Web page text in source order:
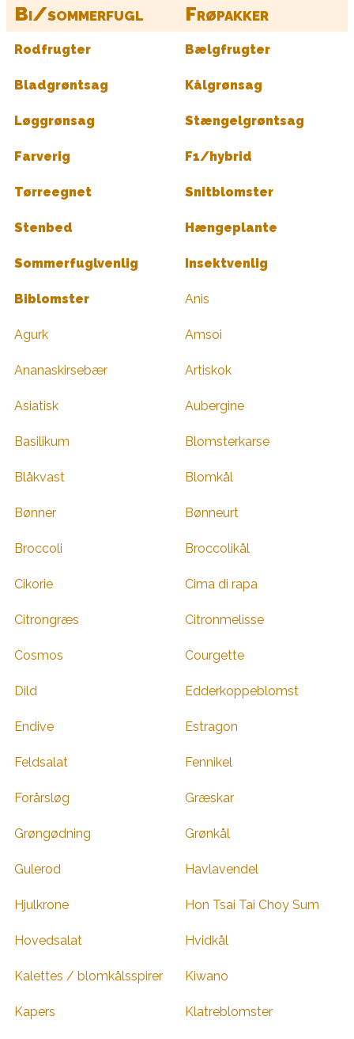
Bi/sommerfugl Frøpakker
Rodfrugter Bælgfrugter
Bladgrøntsag Kålgrønsag
Løggrønsag Stængelgrøntsag
Farverig F1/hybrid
Tørreegnet Snitblomster
Stenbed Hængeplante
Sommerfuglvenlig Insektvenlig
Biblomster Anis
Agurk Amsoi
Ananaskirsebær Artiskok
Asiatisk Aubergine
Basilikum Blomsterkarse
Blåkvast Blomkål
Bønner Bønneurt
Broccoli Broccolikål
Cikorie Cima di rapa
Citrongræs Citronmelisse
Cosmos Courgette
Dild Edderkoppeblomst
Endive Estragon
Feldsalat Fennikel
Forårsløg Græskar
Grøngødning Grønkål
Gulerod Havlavendel
Hjulkrone Hon Tsai Tai Choy Sum
Hovedsalat Hvidkål
Kalettes / blomkålsspirer Kiwano
Kapers Klatreblomster